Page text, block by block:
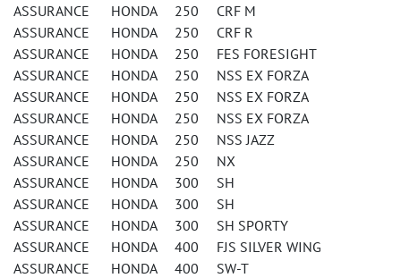
ASSURANCE HONDA 250 CRF M
ASSURANCE HONDA 250 CRF R
ASSURANCE HONDA 250 FES FORESIGHT
ASSURANCE HONDA 250 NSS EX FORZA
ASSURANCE HONDA 250 NSS EX FORZA
ASSURANCE HONDA 250 NSS EX FORZA
ASSURANCE HONDA 250 NSS JAZZ
ASSURANCE HONDA 250 NX
ASSURANCE HONDA 300 SH
ASSURANCE HONDA 300 SH
ASSURANCE HONDA 300 SH SPORTY
ASSURANCE HONDA 400 FJS SILVER WING
ASSURANCE HONDA 400 SW-T